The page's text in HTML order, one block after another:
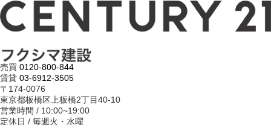
売買 0120-800-844
賃貸 03-6912-3505
〒174-0076
東京都板橋区上板橋2丁目40-10
営業時間 / 10:00~19:00
定休日 / 毎週火・水曜